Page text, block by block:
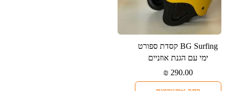
⁦BG Surfing⁩ קסדת ספורט
ימי עם הגנת אוזניים
₪ 290.00
למוצר
מספר